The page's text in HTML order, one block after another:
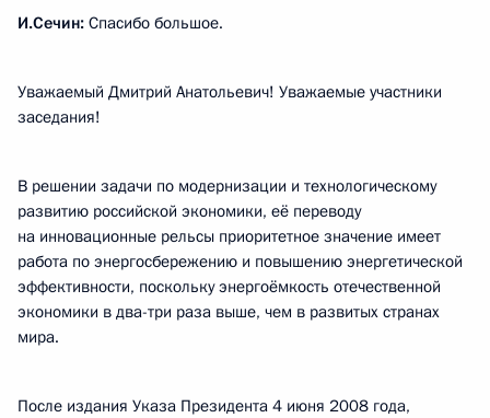
И.Сечин: Спасибо большое.
Уважаемый Дмитрий Анатольевич! Уважаемые участники
заседания!
В решении задачи по модернизации и технологическому
развитию российской экономики, её переводу
на инновационные рельсы приоритетное значение имеет
работа по энергосбережению и повышению энергетической
эффективности, поскольку энергоёмкость отечественной
экономики в два-три раза выше, чем в развитых странах
мира.
После издания Указа Президента 4 июня 2008 года,